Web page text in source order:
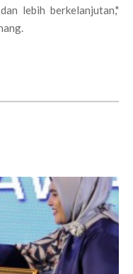
lebih berkelanjutan,"